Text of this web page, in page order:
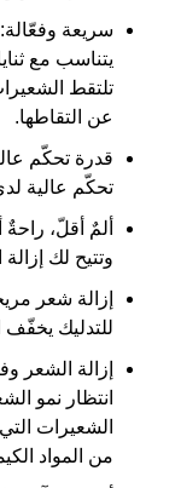
سريعة وفعّالة:
يتناسب مع
عن التقاطها.
قدرة تحكّم
تحكّم عالية
ألمٌ أقلّ، راحةٌ
وتتيح لك
إزالة شعر
للتدليك يخفّف
إزالة الشعر
انتظار نمو
الشعيرات
من المواد